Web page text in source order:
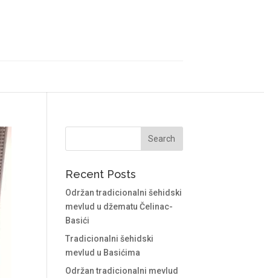
Recent Posts
Održan tradicionalni šehidski
mevlud u džematu Čelinac-
Basići
Tradicionalni šehidski
mevlud u Basićima
Održan tradicionalni mevlud